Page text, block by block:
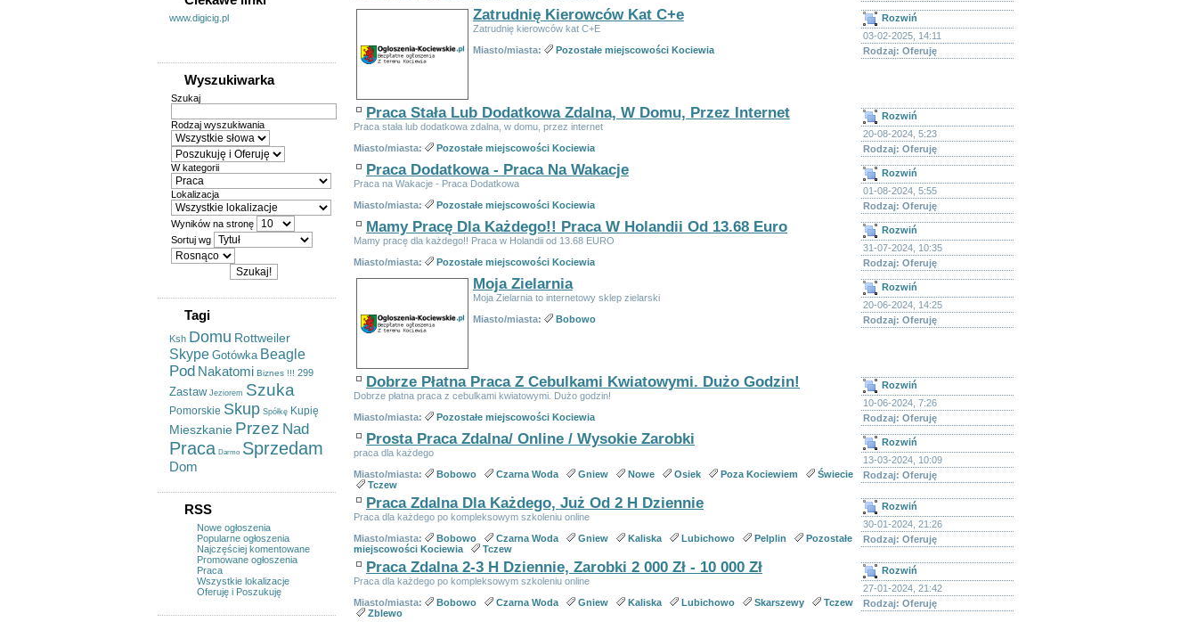
www.digicig.pl
Wyszukiwarka
Szukaj
Rodzaj wyszukiwania
W kategorii
Lokalizacja
Wyników na stronę
Sortuj wg
Tagi
Ksh Domu Rottweiler
Skype Gotówka Beagle
Pod Nakatomi Biznes !!! 299
Zastaw Jeziorem Szuka
Pomorskie Skup Spółkę Kupię
Mieszkanie Przez Nad
Praca Darmo Sprzedam
Dom
RSS
Nowe ogłoszenia
Popularne ogłoszenia
Najczęściej komentowane
Promowane ogłoszenia
Praca
Wszystkie lokalizacje
Oferuję i Poszukuję
Zatrudnię Kierowców Kat C+e
Zatrudnię kierowców kat C+E
Miasto/miasta:
Pozostałe miejscowości Kociewia
Rozwiń
03-02-2025, 14:11
Rodzaj: Oferuję
Praca Stała Lub Dodatkowa Zdalna, W Domu, Przez Internet
Praca stała lub dodatkowa zdalna, w domu, przez internet
Miasto/miasta:
Pozostałe miejscowości Kociewia
Rozwiń
20-08-2024, 5:23
Rodzaj: Oferuję
Praca Dodatkowa - Praca Na Wakacje
Praca na Wakacje - Praca Dodatkowa
Miasto/miasta:
Pozostałe miejscowości Kociewia
Rozwiń
01-08-2024, 5:55
Rodzaj: Oferuję
Mamy Pracę Dla Każdego!! Praca W Holandii Od 13.68 Euro
Mamy pracę dla każdego!! Praca w Holandii od 13.68 EURO
Miasto/miasta:
Pozostałe miejscowości Kociewia
Rozwiń
31-07-2024, 10:35
Rodzaj: Oferuję
Moja Zielarnia
Moja Zielarnia to internetowy sklep zielarski
Miasto/miasta:
Bobowo
Rozwiń
20-06-2024, 14:25
Rodzaj: Oferuję
Dobrze Płatna Praca Z Cebulkami Kwiatowymi. Dużo Godzin!
Dobrze płatna praca z cebulkami kwiatowymi. Dużo godzin!
Miasto/miasta:
Pozostałe miejscowości Kociewia
Rozwiń
10-06-2024, 7:26
Rodzaj: Oferuję
Prosta Praca Zdalna/ Online / Wysokie Zarobki
praca dla każdego
Miasto/miasta:
Bobowo Czarna Woda Gniew Nowe Osiek Poza Kociewiem
Świecie
Tczew
Rozwiń
13-03-2024, 10:09
Rodzaj: Oferuję
Praca Zdalna Dla Każdego, Już Od 2 H Dziennie
Praca dla każdego po kompleksowym szkoleniu online
Miasto/miasta:
Bobowo Czarna Woda Gniew Kaliska Lubichowo Pelplin
Pozostałe
miejscowości Kociewia
Tczew
Rozwiń
30-01-2024, 21:26
Rodzaj: Oferuję
Praca Zdalna 2-3 H Dziennie, Zarobki 2 000 Zł - 10 000 Zł
Praca dla każdego po kompleksowym szkoleniu online
Miasto/miasta:
Bobowo Czarna Woda Gniew Kaliska Lubichowo Skarszewy
Tczew
Zblewo
Rozwiń
27-01-2024, 21:42
Rodzaj: Oferuję